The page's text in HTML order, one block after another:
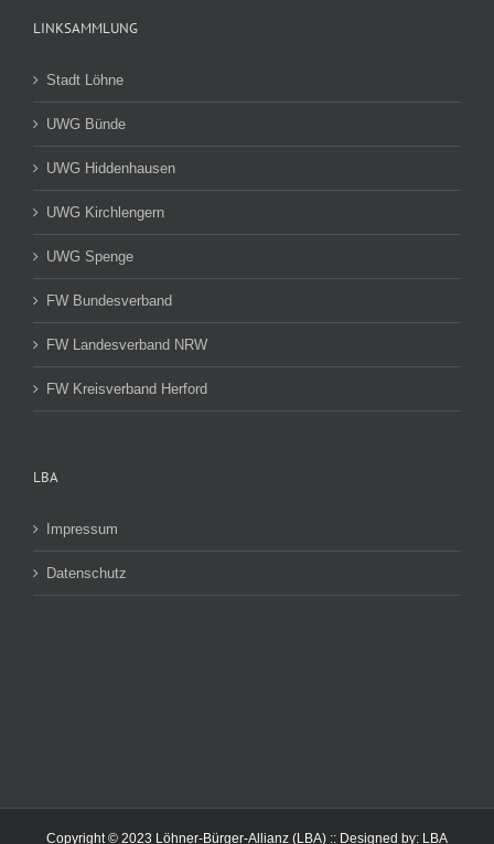
LINKSAMMLUNG
Stadt Löhne
UWG Bünde
UWG Hiddenhausen
UWG Kirchlengern
UWG Spenge
FW Bundesverband
FW Landesverband NRW
FW Kreisverband Herford
LBA
Impressum
Datenschutz
Copyright © 2023 Löhner-Bürger-Allianz (LBA) :: Designed by: LBA